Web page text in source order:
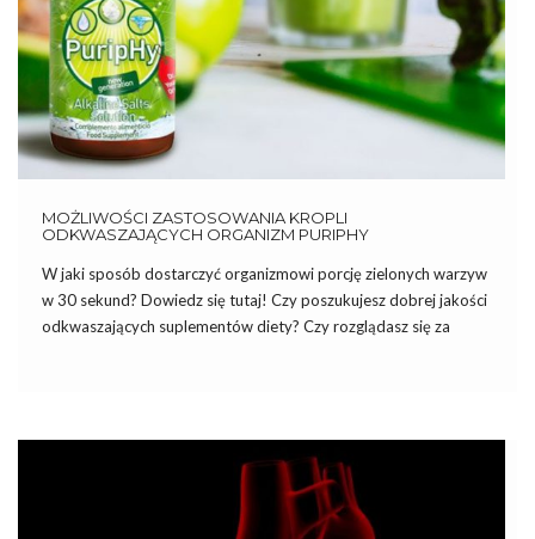
MOŻLIWOŚCI ZASTOSOWANIA KROPLI
ODKWASZAJĄCYCH ORGANIZM PURIPHY
W jaki sposób dostarczyć organizmowi porcję zielonych warzyw
w 30 sekund? Dowiedz się tutaj! Czy poszukujesz dobrej jakości
odkwaszających suplementów diety? Czy rozglądasz się za